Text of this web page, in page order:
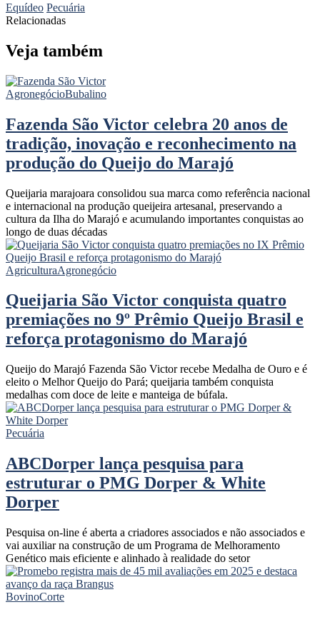
Equídeo Pecuária
Relacionadas
Veja também
AgronegócioBubalino
Fazenda São Victor celebra 20 anos de
tradição, inovação e reconhecimento na
produção do Queijo do Marajó
Queijaria marajoara consolidou sua marca como referência nacional
e internacional na produção queijeira artesanal, preservando a
cultura da Ilha do Marajó e acumulando importantes conquistas ao
longo de duas décadas
AgriculturaAgronegócio
Queijaria São Victor conquista quatro
premiações no 9º Prêmio Queijo Brasil e
reforça protagonismo do Marajó
Queijo do Marajó Fazenda São Victor recebe Medalha de Ouro e é
eleito o Melhor Queijo do Pará; queijaria também conquista
medalhas com doce de leite e manteiga de búfala.
Pecuária
ABCDorper lança pesquisa para
estruturar o PMG Dorper & White
Dorper
Pesquisa on-line é aberta a criadores associados e não associados e
vai auxiliar na construção de um Programa de Melhoramento
Genético mais eficiente e alinhado à realidade do setor
BovinoCorte